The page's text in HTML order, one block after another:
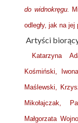
do widnokręgu.
odległy, jak na jej
Artyści
Katarzyna
Kośmiński,
Maślewski,
Mikołajczak,
Małgorzata